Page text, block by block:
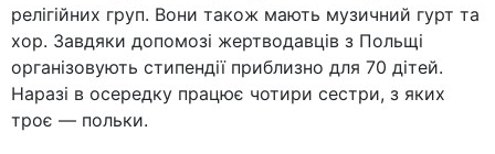
релігійних груп. Вони також мають музичний гурт та
хор. Завдяки допомозі жертводавців з Польщі
організовують стипендії приблизно для 70 дітей.
Наразі в осередку працює чотири сестри, з яких
троє — польки.